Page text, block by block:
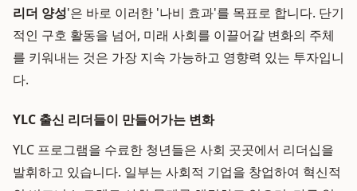
리더 양성'은 바로 이러한 '나비 효과'를 목표로 합니다. 단기
적인 구호 활동을 넘어, 미래 사회를 이끌어갈 변화의 주체
를 키워내는 것은 가장 지속 가능하고 영향력 있는 투자입니
다.
YLC 출신 리더들이 만들어가는 변화
YLC 프로그램을 수료한 청년들은 사회 곳곳에서 리더십을
발휘하고 있습니다. 일부는 사회적 기업을 창업하여 혁신적